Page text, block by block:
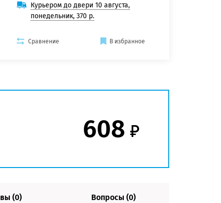
Курьером до двери 10 августа,
понедельник, 370 р.
Сравнение В избранное
608
(0) Вопросы (0)